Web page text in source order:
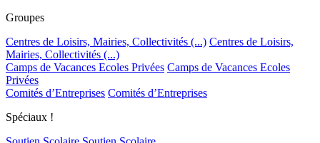
Groupes
Centres de Loisirs, Mairies, Collectivités (...) Centres de Loisirs,
Mairies, Collectivités (...)
Camps de Vacances Ecoles Privées Camps de Vacances Ecoles
Privées
Comités d’Entreprises Comités d’Entreprises
Spéciaux !